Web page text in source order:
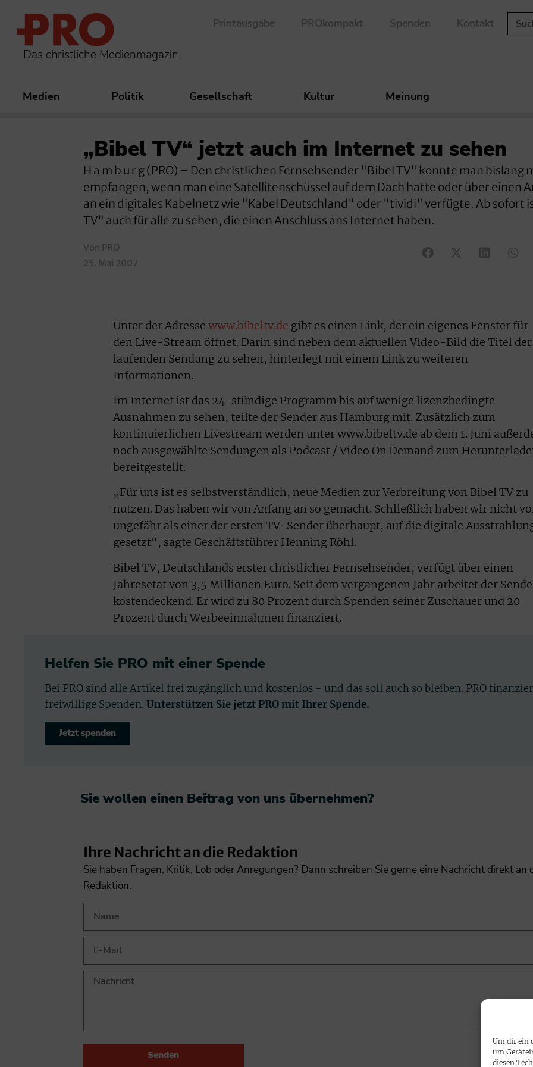
Um dir ein
um
diesen
Das christliche Medienmagazin
Printausgabe PROkompakt Spenden Kontakt
Medien Politik Gesellschaft Kultur Meinung
„Bibel TV“ jetzt auch im Internet zu sehen
H a m b u r g (PRO) – Den christlichen Fernsehsender "Bibel TV" konnte man bislang
empfangen, wenn man eine Satellitenschüssel auf dem Dach hatte oder über einen
an ein digitales Kabelnetz wie "Kabel Deutschland" oder "tividi" verfügte. Ab sofort
TV" auch für alle zu sehen, die einen Anschluss ans Internet haben.
Von PRO
25. Mai 2007
Unter der Adresse www.bibeltv.de gibt es einen Link, der ein eigenes Fenster für
den Live-Stream öffnet. Darin sind neben dem aktuellen Video-Bild die Titel der
laufenden Sendung zu sehen, hinterlegt mit einem Link zu weiteren
Informationen.
Im Internet ist das 24-stündige Programm bis auf wenige lizenzbedingte
Ausnahmen zu sehen, teilte der Sender aus Hamburg mit. Zusätzlich zum
kontinuierlichen Livestream werden unter www.bibeltv.de ab dem 1. Juni
noch ausgewählte Sendungen als Podcast / Video On Demand zum
bereitgestellt.
„Für uns ist es selbstverständlich, neue Medien zur Verbreitung von Bibel TV zu
nutzen. Das haben wir von Anfang an so gemacht. Schließlich haben wir nicht
ungefähr als einer der ersten TV-Sender überhaupt, auf die digitale
gesetzt“, sagte Geschäftsführer Henning Röhl.
Bibel TV, Deutschlands erster christlicher Fernsehsender, verfügt über einen
Jahresetat von 3,5 Millionen Euro. Seit dem vergangenen Jahr arbeitet der
kostendeckend. Er wird zu 80 Prozent durch Spenden seiner Zuschauer und 20
Prozent durch Werbeeinnahmen finanziert.
Helfen Sie PRO mit einer Spende
Bei PRO sind alle Artikel frei zugänglich und kostenlos - und das soll auch so bleiben. PRO
freiwillige Spenden. Unterstützen Sie jetzt PRO mit Ihrer Spende.
Jetzt spenden
Sie wollen einen Beitrag von uns übernehmen?​
Ihre Nachricht an die Redaktion
Sie haben Fragen, Kritik, Lob oder Anregungen? Dann schreiben Sie gerne eine Nachricht direkt an
Redaktion.
Senden